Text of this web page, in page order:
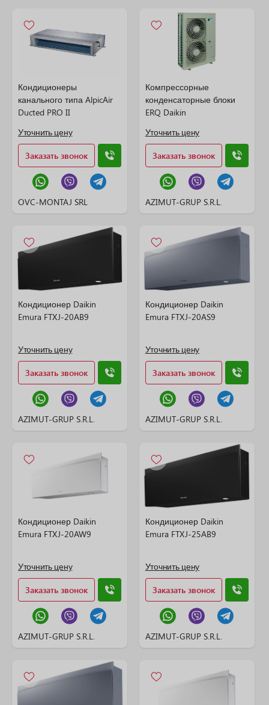
Кондиционеры
канального типа AlpicAir
Ducted PRO II
Уточнить цену
Заказать звонок
OVC-MONTAJ SRL
Компрессорные
конденсаторные блоки
ERQ Daikin
Уточнить цену
Заказать звонок
AZIMUT-GRUP S.R.L.
Кондиционер Daikin
Emura FTXJ-20AB9
Уточнить цену
Заказать звонок
AZIMUT-GRUP S.R.L.
Кондиционер Daikin
Emura FTXJ-20AS9
Уточнить цену
Заказать звонок
AZIMUT-GRUP S.R.L.
Кондиционер Daikin
Emura FTXJ-20AW9
Уточнить цену
Заказать звонок
AZIMUT-GRUP S.R.L.
Кондиционер Daikin
Emura FTXJ-25AB9
Уточнить цену
Заказать звонок
AZIMUT-GRUP S.R.L.